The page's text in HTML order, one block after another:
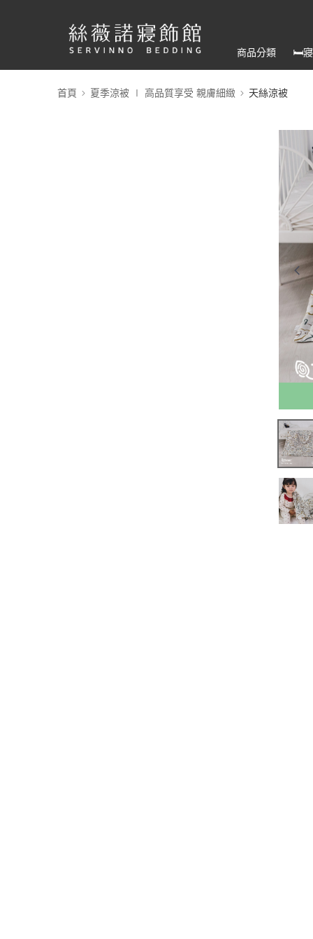
商品分類 🛏️寢
首頁 夏季涼被 ∣ 高品質享受 親膚細緻 天絲涼被